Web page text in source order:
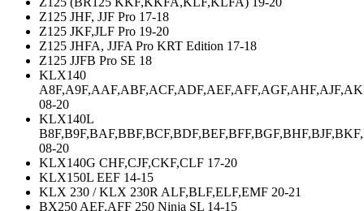
Z125 JHF, JJF Pro 17-18
Z125 JKF,JLF Pro 19-20
Z125 JHFA, JJFA Pro KRT Edition 17-18
Z125 JJFB Pro SE 18
KLX140
08-20
KLX140L
08-20
KLX140G CHF,CJF,CKF,CLF 17-20
KLX150L EEF 14-15
KLX 230 / KLX 230R ALF,BLF,ELF,EMF 20-21
BX250 AEF,AFF 250 Ninja SL 14-15